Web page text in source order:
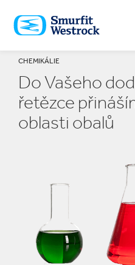
NA
HLAVNÍ
OBSAH
CHEMIKÁLIE
Do Vašeho
řetězce
oblasti obalů